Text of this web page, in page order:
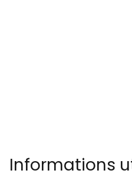
Informations